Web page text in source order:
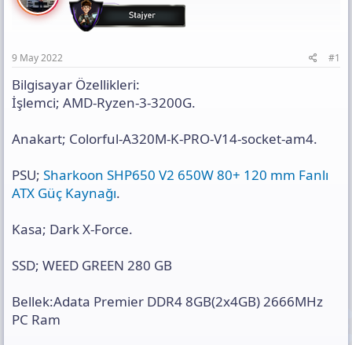
n
l
a
s
n
K
y
9 May 2022 #1
Bilgisayar Özellikleri:
İşlemci; AMD-Ryzen-3-3200G.
Anakart; Colorful-A320M-K-PRO-V14-socket-am4.
PSU; Sharkoon SHP650 V2 650W 80+ 120 mm Fanlı
ATX Güç Kaynağı.
Kasa; Dark X-Force.
SSD; WEED GREEN 280 GB
Bellek:Adata Premier DDR4 8GB(2x4GB) 2666MHz
PC Ram